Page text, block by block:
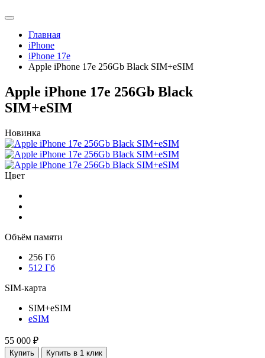
Главная
iPhone
iPhone 17e
Apple iPhone 17e 256Gb Black SIM+eSIM
Apple iPhone 17e 256Gb Black
SIM+eSIM
Новинка
Цвет
Объём памяти
256 Гб
512 Гб
SIM-карта
SIM+eSIM
eSIM
55 000 ₽
Купить Купить в 1 клик